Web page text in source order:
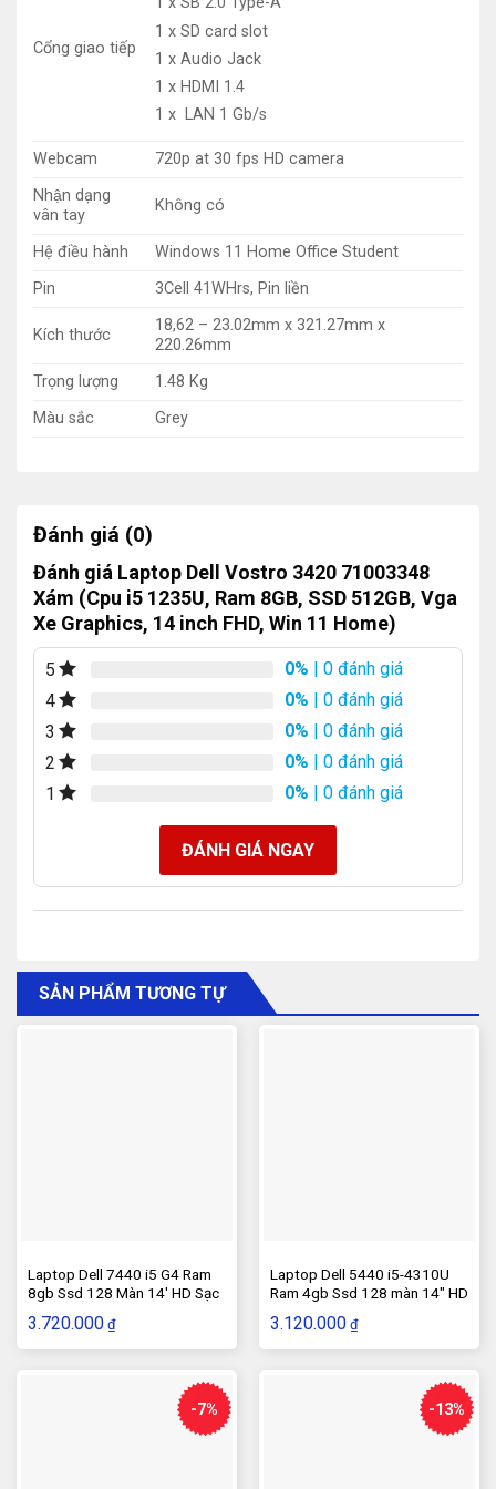
Cổng giao tiếp
1 x SD card slot
1 x Audio Jack
1 x HDMI 1.4
1 x LAN 1 Gb/s
Webcam
720p at 30 fps HD camera
Nhận dạng
vân tay
Không có
Hệ điều hành
Windows 11 Home Office Student
Pin
3Cell 41WHrs, Pin liền
Kích thước
18,62 – 23.02mm x 321.27mm x
220.26mm
Trọng lượng
1.48 Kg
Màu sắc
Grey
Đánh giá (0)
Đánh giá Laptop Dell Vostro 3420 71003348
Xám (Cpu i5 1235U, Ram 8GB, SSD 512GB, Vga
Xe Graphics, 14 inch FHD, Win 11 Home)
5 0% | 0 đánh giá
4
0% | 0 đánh giá
3
0% | 0 đánh giá
2
0% | 0 đánh giá
1
0% | 0 đánh giá
ĐÁNH GIÁ NGAY
SẢN PHẨM TƯƠNG TỰ
Laptop Dell 7440 i5 G4 Ram
8gb Ssd 128 Màn 14′ HD Sạc
3.720.000 ₫
Laptop Dell 5440 i5-4310U
Ram 4gb Ssd 128 màn 14″ HD
3.120.000 ₫
-7% -13%